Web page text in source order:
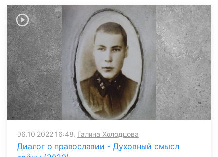
06.10.2022 16:48, Галина Холодцова
Диалог о православии - Духовный смысл